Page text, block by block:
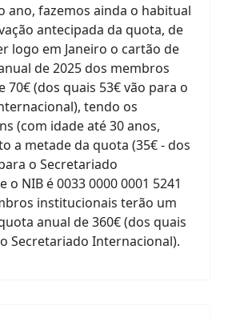
ano, fazemos ainda o habitual
antecipada da quota, de
logo em Janeiro o cartão de
de 2025 dos membros
70€ (dos quais 53€ vão para o
tendo os
(com idade até 30 anos,
a metade da quota (35€ - dos
o Secretariado
o NIB é 0033 0000 0001 5241
institucionais terão um
anual de 360€ (dos quais
Secretariado Internacional).